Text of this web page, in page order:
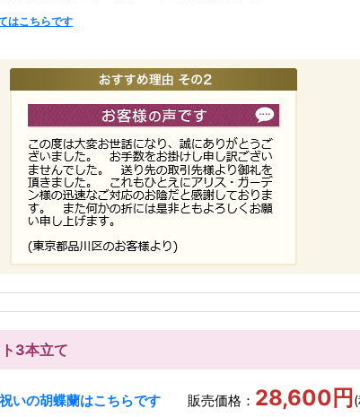
はこちらです
3本立て
いの胡蝶蘭はこちらです 販売価格： 28,600円